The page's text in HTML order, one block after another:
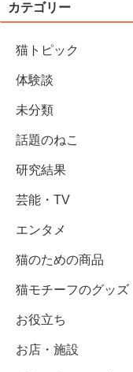
カテゴリー
猫トピック
体験談
未分類
話題のねこ
研究結果
芸能・TV
エンタメ
猫のための商品
猫モチーフのグッズ
お役立ち
お店・施設